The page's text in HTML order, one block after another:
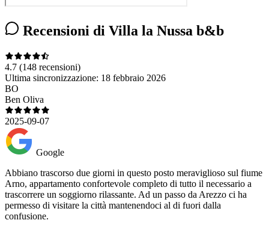
Recensioni di Villa la Nussa b&b
4.7 (148 recensioni)
Ultima sincronizzazione: 18 febbraio 2026
BO
Ben Oliva
2025-09-07
Google
Abbiano trascorso due giorni in questo posto meraviglioso sul fiume
Arno, appartamento confortevole completo di tutto il necessario a
trascorrere un soggiorno rilassante. Ad un passo da Arezzo ci ha
permesso di visitare la città mantenendoci al di fuori dalla
confusione.